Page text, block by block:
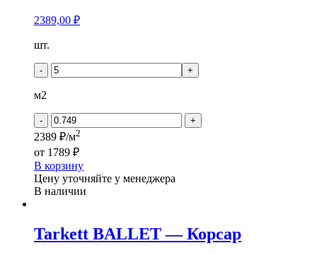
2389,00 ₽
Количество
Tarkett
-
шт.
- +
м2
- +
2389 ₽/м2
от 1789 ₽
В корзину
Цену уточняйте у менеджера
В наличии
Tarkett BALLET — Корсар